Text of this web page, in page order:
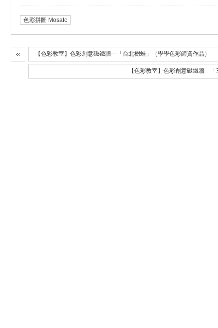
色彩拼圖 MosaIc
【色彩教室】色彩創意磁鐵牆—「台北樹蛙」（學學色彩師資作品）
【色彩教室】色彩創意磁鐵牆—